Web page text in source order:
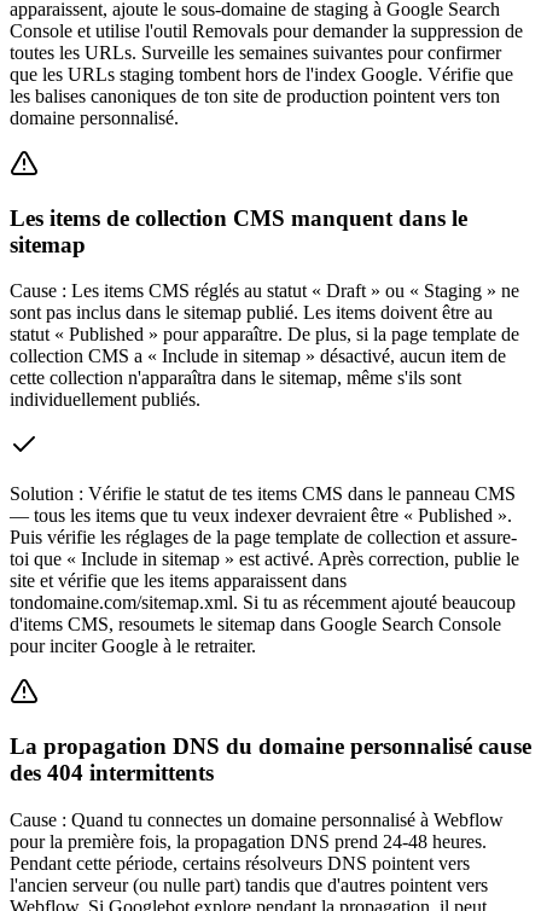
apparaissent, ajoute le sous-domaine de staging à Google Search
Console et utilise l'outil Removals pour demander la suppression de
toutes les URLs. Surveille les semaines suivantes pour confirmer
que les URLs staging tombent hors de l'index Google. Vérifie que
les balises canoniques de ton site de production pointent vers ton
domaine personnalisé.
Les items de collection CMS manquent dans le
sitemap
Cause : Les items CMS réglés au statut « Draft » ou « Staging » ne
sont pas inclus dans le sitemap publié. Les items doivent être au
statut « Published » pour apparaître. De plus, si la page template de
collection CMS a « Include in sitemap » désactivé, aucun item de
cette collection n'apparaîtra dans le sitemap, même s'ils sont
individuellement publiés.
Solution : Vérifie le statut de tes items CMS dans le panneau CMS
— tous les items que tu veux indexer devraient être « Published ».
Puis vérifie les réglages de la page template de collection et assure-
toi que « Include in sitemap » est activé. Après correction, publie le
site et vérifie que les items apparaissent dans
tondomaine.com/sitemap.xml. Si tu as récemment ajouté beaucoup
d'items CMS, resoumets le sitemap dans Google Search Console
pour inciter Google à le retraiter.
La propagation DNS du domaine personnalisé cause
des 404 intermittents
Cause : Quand tu connectes un domaine personnalisé à Webflow
pour la première fois, la propagation DNS prend 24-48 heures.
Pendant cette période, certains résolveurs DNS pointent vers
l'ancien serveur (ou nulle part) tandis que d'autres pointent vers
Webflow. Si Googlebot explore pendant la propagation, il peut